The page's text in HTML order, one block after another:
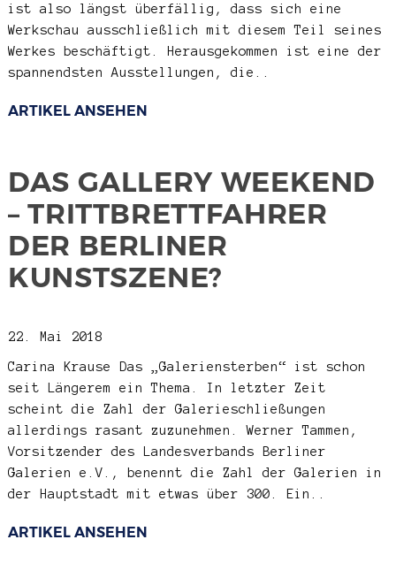
ist also längst überfällig, dass sich eine
Werkschau ausschließlich mit diesem Teil seines
Werkes beschäftigt. Herausgekommen ist eine der
spannendsten Ausstellungen, die..
ARTIKEL ANSEHEN
DAS GALLERY WEEKEND
– TRITTBRETTFAHRER
DER BERLINER
KUNSTSZENE?
22. Mai 2018
Carina Krause
Das „Galeriensterben“ ist schon
seit Längerem ein Thema. In letzter Zeit
scheint die Zahl der Galerieschließungen
allerdings rasant zuzunehmen. Werner Tammen,
Vorsitzender des Landesverbands Berliner
Galerien e.V., benennt die Zahl der Galerien in
der Hauptstadt mit etwas über 300. Ein..
ARTIKEL ANSEHEN